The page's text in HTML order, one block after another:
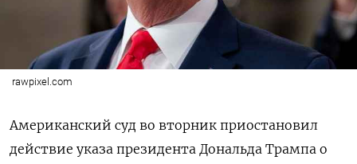
rawpixel.com
Американский суд во вторник приостановил
действие указа президента Дональда Трампа о